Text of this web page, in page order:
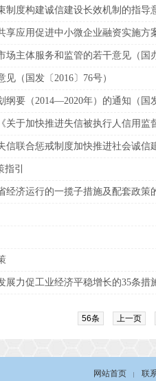
度构建诚信建设长效机制的指导
应用促进中小微企业融资实施方
主体服务和监管的若干意见（国
（国发〔2016〕76号）
要（2014—2020年）的通知（国
于加快推进失信被执行人信用监
联合惩戒制度加快推进社会诚信
引
经济运行的一揽子措施及配套政策
展力促工业经济平稳增长的35条措
56条 上一页
网站首页 联